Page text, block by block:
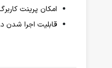
امکان پرینت
قابلیت اجرا شدن